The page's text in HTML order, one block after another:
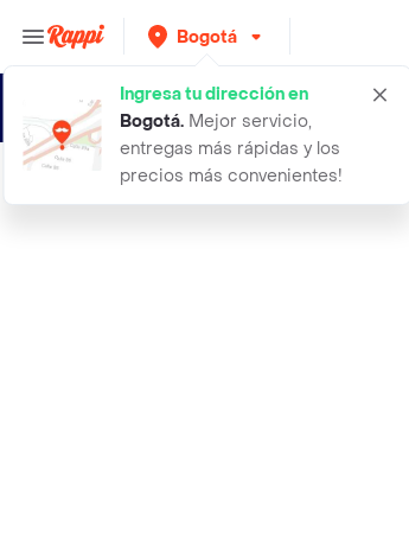
Bogotá
Ingresa tu dirección en
Bogotá. Mejor servicio,
entregas más rápidas y los
precios más convenientes!
dij dije cruz plata 2x1cm